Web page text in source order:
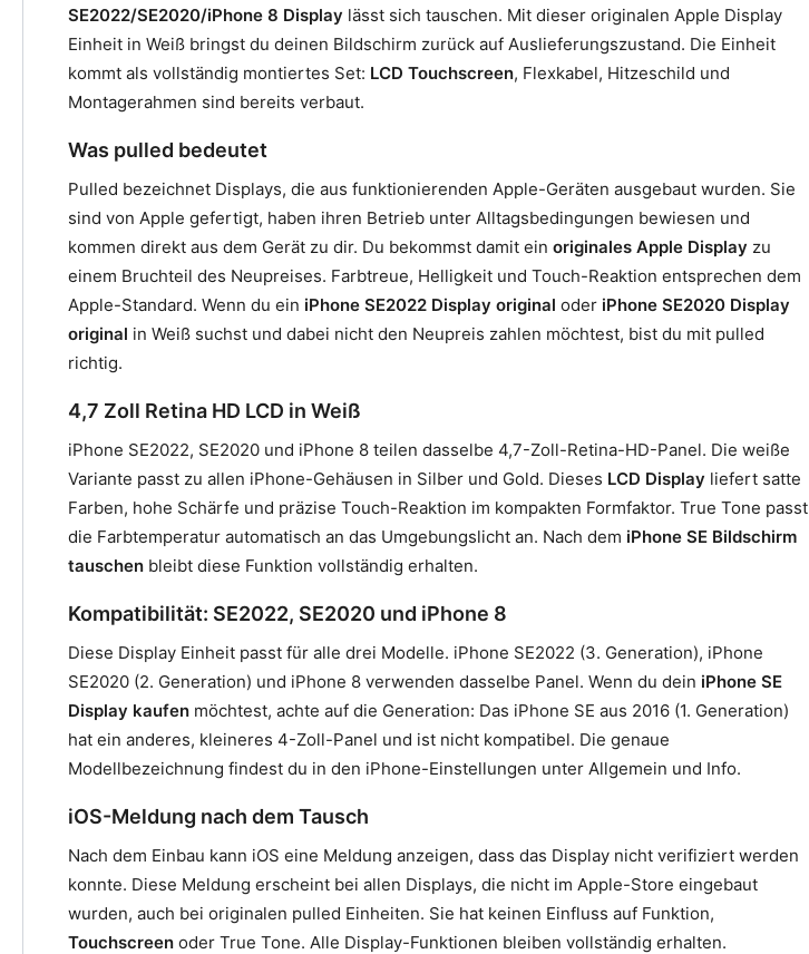
SE2022/SE2020/iPhone 8 Display lässt sich tauschen. Mit dieser originalen Apple Display
Einheit in Weiß bringst du deinen Bildschirm zurück auf Auslieferungszustand. Die Einheit
kommt als vollständig montiertes Set: LCD Touchscreen, Flexkabel, Hitzeschild und
Montagerahmen sind bereits verbaut.
Was pulled bedeutet
Pulled bezeichnet Displays, die aus funktionierenden Apple-Geräten ausgebaut wurden. Sie
sind von Apple gefertigt, haben ihren Betrieb unter Alltagsbedingungen bewiesen und
kommen direkt aus dem Gerät zu dir. Du bekommst damit ein originales Apple Display zu
einem Bruchteil des Neupreises. Farbtreue, Helligkeit und Touch-Reaktion entsprechen dem
Apple-Standard. Wenn du ein iPhone SE2022 Display original oder iPhone SE2020 Display
original in Weiß suchst und dabei nicht den Neupreis zahlen möchtest, bist du mit pulled
richtig.
4,7 Zoll Retina HD LCD in Weiß
iPhone SE2022, SE2020 und iPhone 8 teilen dasselbe 4,7-Zoll-Retina-HD-Panel. Die weiße
Variante passt zu allen iPhone-Gehäusen in Silber und Gold. Dieses LCD Display liefert satte
Farben, hohe Schärfe und präzise Touch-Reaktion im kompakten Formfaktor. True Tone passt
die Farbtemperatur automatisch an das Umgebungslicht an. Nach dem iPhone SE Bildschirm
tauschen bleibt diese Funktion vollständig erhalten.
Kompatibilität: SE2022, SE2020 und iPhone 8
Diese Display Einheit passt für alle drei Modelle. iPhone SE2022 (3. Generation), iPhone
SE2020 (2. Generation) und iPhone 8 verwenden dasselbe Panel. Wenn du dein iPhone SE
Display kaufen möchtest, achte auf die Generation: Das iPhone SE aus 2016 (1. Generation)
hat ein anderes, kleineres 4-Zoll-Panel und ist nicht kompatibel. Die genaue
Modellbezeichnung findest du in den iPhone-Einstellungen unter Allgemein und Info.
iOS-Meldung nach dem Tausch
Nach dem Einbau kann iOS eine Meldung anzeigen, dass das Display nicht verifiziert werden
konnte. Diese Meldung erscheint bei allen Displays, die nicht im Apple-Store eingebaut
wurden, auch bei originalen pulled Einheiten. Sie hat keinen Einfluss auf Funktion,
Touchscreen oder True Tone. Alle Display-Funktionen bleiben vollständig erhalten.